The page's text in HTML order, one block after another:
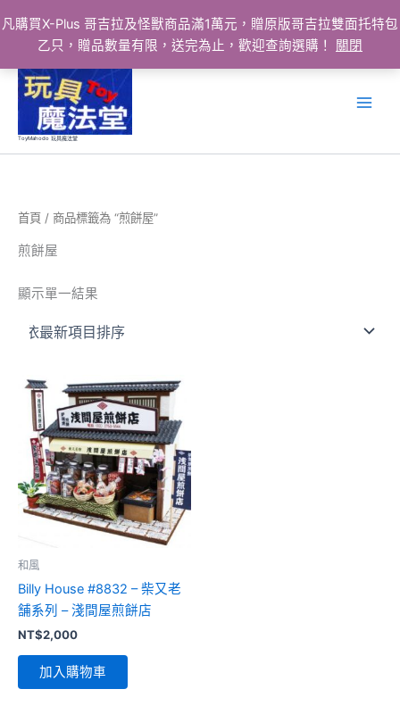
凡購買X-Plus 哥吉拉及怪獸商品滿1萬元，贈原版哥吉拉雙面托特包
乙只，贈品數量有限，送完為止，歡迎查詢選購！
關閉
ToyMahodo 玩具魔法堂
首頁 / 商品標籤為 “煎餅屋”
煎餅屋
顯示單一結果
和風
Billy House #8832 – 柴又老
舗系列 – 淺間屋煎餅店
NT$2,000
加入購物車